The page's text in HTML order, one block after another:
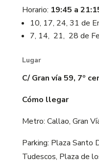
Horario: 19:45 a
10, 17, 24, 31 de
7, 14, 21, 28 de
Lugar
C/ Gran vía 59, 7º
Cómo llegar
Metro: Callao, Gran
Parking: Plaza Santo
Tudescos, Plaza de